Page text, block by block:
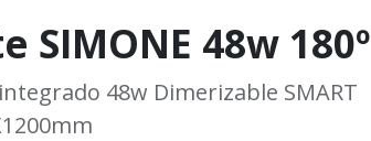
SIMONE 48w 180º
48w Dimerizable SMART